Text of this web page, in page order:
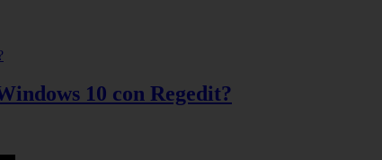
10 con Regedit?